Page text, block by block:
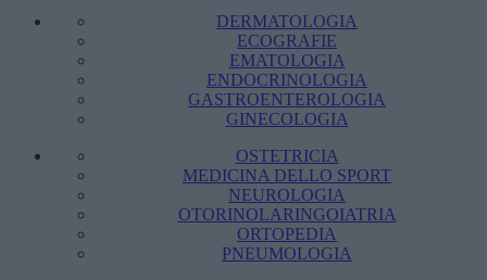
DERMATOLOGIA
ECOGRAFIE
EMATOLOGIA
ENDOCRINOLOGIA
GASTROENTEROLOGIA
GINECOLOGIA
OSTETRICIA
MEDICINA DELLO SPORT
NEUROLOGIA
OTORINOLARINGOIATRIA
ORTOPEDIA
PNEUMOLOGIA